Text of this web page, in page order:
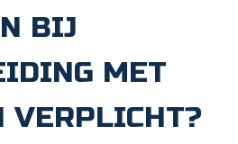
BIJ
MET
VERPLICHT?